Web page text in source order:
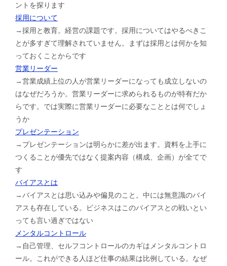
ントを探ります
採用について
→採用と教育。経営の課題です。採用についてはやるべきこ
とが多すぎて理解されていません。まずは採用とは何かを知
っておくことからです
営業リーダー
→営業成績上位の人が営業リーダーになっても成立しないの
はなぜだろうか。営業リーダーに求められるものが特有だか
らです。では実際に営業リーダーに必要なこととは何でしょ
うか
プレゼンテーション
→プレゼンテーションは明らかに差が出ます。資料を上手に
つくることが優先ではなく提案内容（構成、企画）が全てで
す
バイアスとは
→バイアスとは思い込みや偏見のこと。中には無意識のバイ
アスも存在している。ビジネスはこのバイアスとの戦いとい
っても言い過ぎではない
メンタルコントロール
→自己管理、セルフコントロールのカギはメンタルコントロ
ール。これができる人ほど仕事の結果は比例している。なぜ